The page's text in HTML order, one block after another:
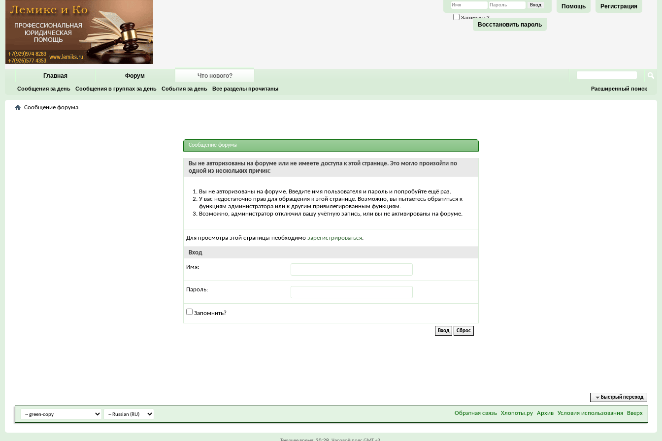
Регистрация
Помощь
Запомнить?
Восстановить пароль
Главная Форум Что нового?
Сообщения за день Сообщения в группах за день События за день Все разделы прочитаны Расширенный поиск
Сообщение форума
Сообщение форума
Вы не авторизованы на форуме или не имеете доступа к этой странице. Это могло произойти по
одной из нескольких причин:
Вы не авторизованы на форуме. Введите имя пользователя и пароль и попробуйте ещё раз.
У вас недостаточно прав для обращения к этой странице. Возможно, вы пытаетесь обратиться к
функциям администратора или к другим привилегированным функциям.
Возможно, администратор отключил вашу учётную запись, или вы не активированы на форуме.
Для просмотра этой страницы необходимо зарегистрироваться.
Вход
Имя:
Пароль:
Запомнить?
Быстрый переход
Обратная связь Хлопоты.ру Архив Условия использования Вверх